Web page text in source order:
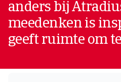
anders bij
meedenken is
geeft ruimte om